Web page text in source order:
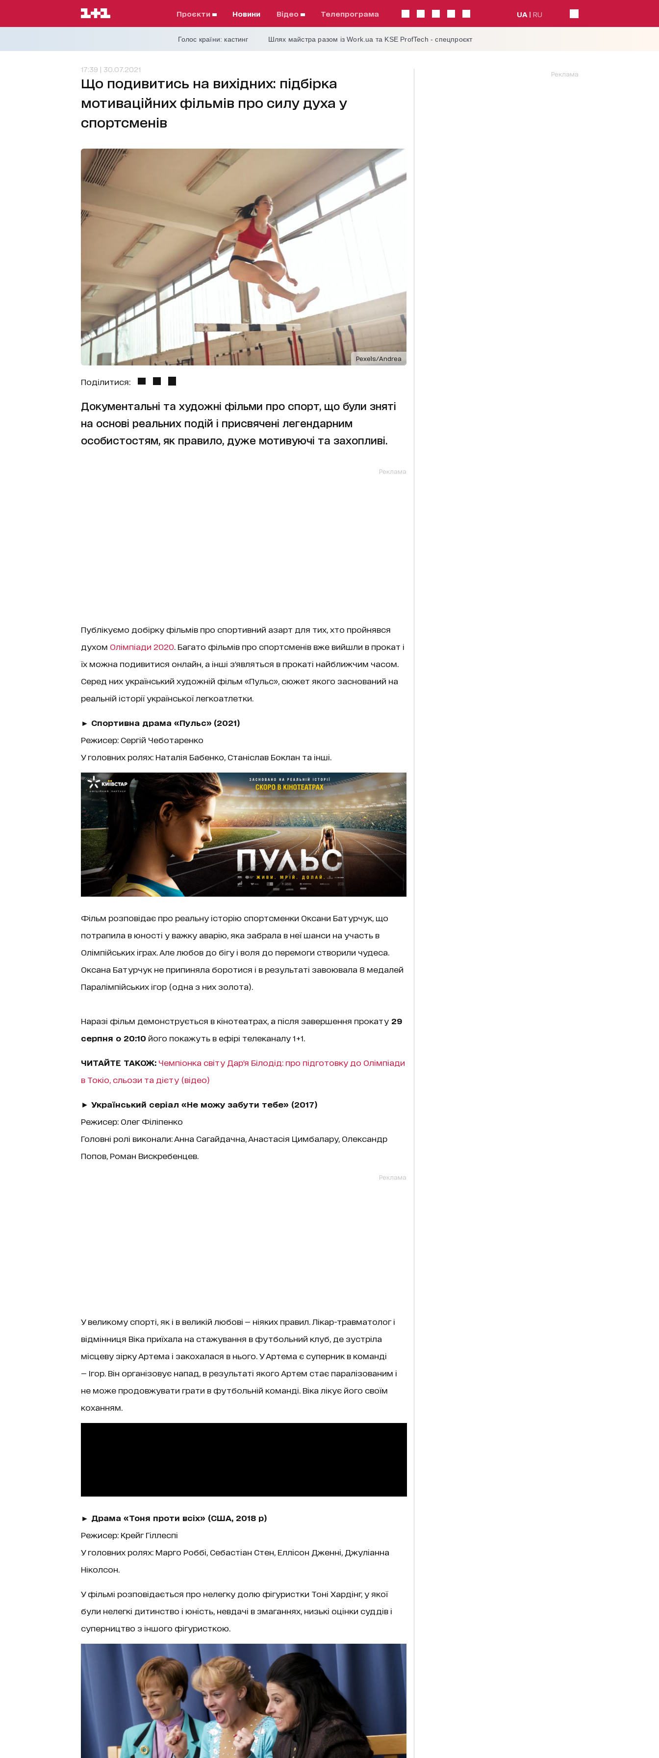
проєкти Новини відео телепрограма UA RU
Голос країни: кастинг Шлях майстра разом із Work.ua та KSE ProfTech - спецпроєкт
17:39 | 30.07.2021
Що подивитись на вихідних: підбірка
мотиваційних фільмів про силу духа у
спортсменів
Pexels/Andrea
Поділитися:
Документальні та художні фільми про спорт, що були зняті
на основі реальних подій і присвячені легендарним
особистостям, як правило, дуже мотивуючі та захопливі.
Реклама
Публікуємо добірку фільмів про спортивний азарт для тих, хто пройнявся
духом Олімпіади 2020 . Багато фільмів про спортсменів вже вийшли в прокат і
їх можна подивитися онлайн, а інші з'являться в прокаті найближчим часом.
Серед них український художній фільм «Пульс», сюжет якого заснований на
реальній історії української легкоатлетки.
► Спортивна драма «Пульс» (2021)
Режисер: Сергій Чеботаренко
У головних ролях: Наталія Бабенко, Станіслав Боклан та інші.
Фільм розповідає про реальну історію спортсменки Оксани Батурчук, що
потрапила в юності у важку аварію, яка забрала в неї шанси на участь в
Олімпійських іграх. Але любов до бігу і воля до перемоги створили чудеса.
Оксана Батурчук не припиняла боротися і в результаті завоювала 8 медалей
Паралімпійських ігор (одна з них золота).
Наразі фільм демонструється в кінотеатрах, а після завершення прокату29
серпня о 20:10 його покажуть в ефірі телеканалу 1+1.
ЧИТАЙТЕ ТАКОЖ: Чемпіонка світу Дар'я Білодід: про підготовку до Олімпіади
в Токіо, сльози та дієту (відео)
► Український серіал «Не можу забути тебе» (2017)
Режисер: Олег Філіпенко
Головні ролі виконали: Анна Сагайдачна, Анастасія Цимбалару, Олександр
Попов, Роман Вискребенцев.
Реклама
У великому спорті, як і в великій любові — ніяких правил. Лікар-травматолог і
відмінниця Віка приїхала на стажування в футбольний клуб, де зустріла
місцеву зірку Артема і закохалася в нього. У Артема є суперник в команді
— Ігор. Він організовує напад, в результаті якого Артем стає паралізованим і
не може продовжувати грати в футбольній команді. Віка лікує його своїм
коханням.
► Драма «Тоня проти всіх» (США, 2018 р)
Режисер: Крейг Гіллеспі
У головних ролях: Марго Роббі, Себастіан Стен, Еллісон Дженні, Джуліанна
Ніколсон.
У фільмі розповідається про нелегку долю фігуристки Тоні Хардінг, у якої
були нелегкі дитинство і юність, невдачі в змаганнях, низькі оцінки суддів і
суперництво з іншого фігуристкою.
Реклама